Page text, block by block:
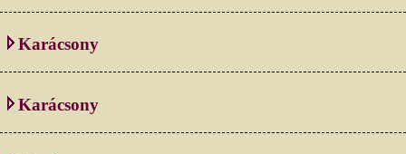
Karácsony
Karácsony